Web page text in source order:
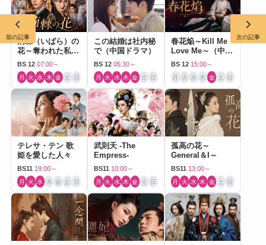
荊棘（いばら）の
花～奪われた私～
（中国ドラマ）
BS 12 07:00～
月 火 水 木 金 土 日
この結婚は社内秘
で（中国ドラマ）
BS 12 05:30～
月 火 水 木 金 土 日
春花焔～Kill Me
Love Me～（中国
ドラマ）
BS 12 15:00～
月 火 水 木 金 土 日
テレサ・テン 歌
姫を愛した人々
BS11 19:00～
月 火 水 木 金 土 日
武則天 -The
Empress-
BS11 10:00～
月 火 水 木 金 土 日
孤高の花～
General＆I～
BS11 13:00～
月 火 水 木 金 土 日
前の記事 次の記事